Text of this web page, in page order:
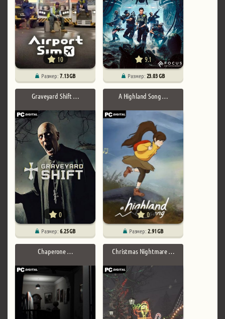
10
Размер:7.13 GB
9.1
Размер:23.03 GB
Graveyard Shift …
0
Размер:6.25 GB
A Highland Song …
0
Размер:2.91 GB
Chaperone … Christmas Nightmare …